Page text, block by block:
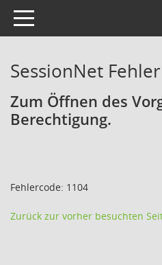
Toggle navigation
SessionNet
Zum Öffnen des
Berechtigung.
Fehlercode: 1104
Zurück zur vorher besuchten